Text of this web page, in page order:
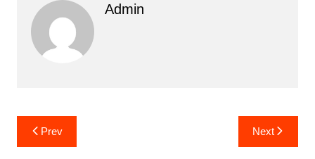
Admin
Post
navigation
Prev Next